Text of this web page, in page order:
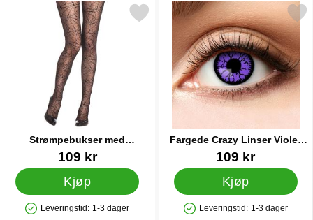
Strømpebukser med
Spindelvev Svarte
Varenummer 24138
109 kr
Kjøp
Produkttilgjengelighet: På lager
Leveringstid: 1-3 dager
strømpebukser med Spindelvev Svarte som favoritt
Fargede Crazy Linser Violet
Monster
Varenummer 30378
109 kr
Kjøp
Produkttilgjengelighet: På lager
Leveringstid: 1-3 dager
Merk fargede Crazy Linser